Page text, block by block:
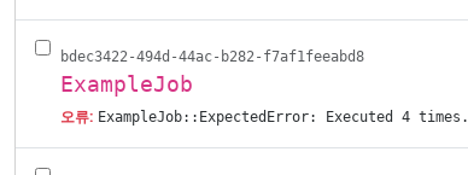
bdec3422-494d-44ac-b282-f7af1feeabd8
ExampleJob
오류: ExampleJob::ExpectedError: Executed 4 times.